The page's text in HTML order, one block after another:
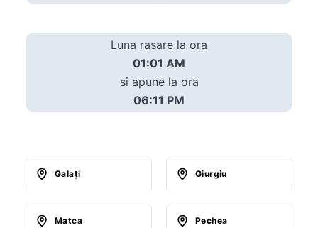
Luna rasare la ora
01:01 AM
si apune la ora
06:11 PM
Galaţi Giurgiu
Matca Pechea